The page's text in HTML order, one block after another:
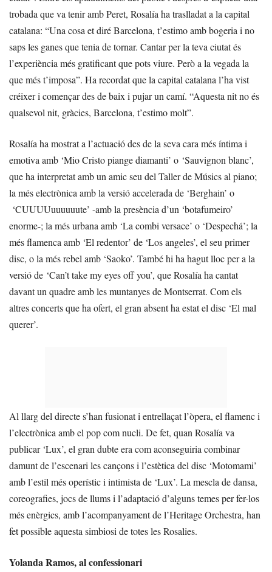
trobada que va tenir amb Peret, Rosalía ha traslladat a la capital
catalana: “Una cosa et diré Barcelona, t’estimo amb bogeria i no
saps les ganes que tenia de tornar. Cantar per la teva ciutat és
l’experiència més gratificant que pots viure. Però a la vegada la
que més t’imposa”. Ha recordat que la capital catalana l’ha vist
créixer i començar des de baix i pujar un camí. “Aquesta nit no és
qualsevol nit, gràcies, Barcelona, t’estimo molt”.
Rosalía ha mostrat a l’actuació des de la seva cara més íntima i
emotiva amb ‘Mio Cristo piange diamanti’ o ‘Sauvignon blanc’,
que ha interpretat amb un amic seu del Taller de Músics al piano;
la més electrònica amb la versió accelerada de ‘Berghain’ o
‘CUUUUuuuuuute’ -amb la presència d’un ‘botafumeiro’
enorme-; la més urbana amb ‘La combi versace’ o ‘Despechá’; la
més flamenca amb ‘El redentor’ de ‘Los angeles’, el seu primer
disc, o la més rebel amb ‘Saoko’. També hi ha hagut lloc per a la
versió de ‘Can’t take my eyes off you’, que Rosalía ha cantat
davant un quadre amb les muntanyes de Montserrat. Com els
altres concerts que ha ofert, el gran absent ha estat el disc ‘El mal
querer’.
Al llarg del directe s’han fusionat i entrellaçat l’òpera, el flamenc i
l’electrònica amb el pop com nucli. De fet, quan Rosalía va
publicar ‘Lux’, el gran dubte era com aconseguiria combinar
damunt de l’escenari les cançons i l’estètica del disc ‘Motomami’
amb l’estil més operístic i intimista de ‘Lux’. La mescla de dansa,
coreografies, jocs de llums i l’adaptació d’alguns temes per fer-los
més enèrgics, amb l’acompanyament de l’Heritage Orchestra, han
fet possible aquesta simbiosi de totes les Rosalies.
Yolanda Ramos, al confessionari